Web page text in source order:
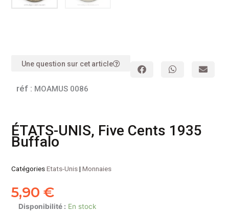
Une question sur cet article
réf : MOAMUS 0086
ÉTATS-UNIS, Five Cents 1935
Buffalo
CatégoriesEtats-Unis|Monnaies
5,90€
Disponibilité : En stock
quantité